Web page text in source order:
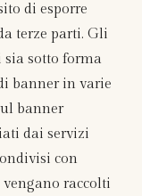
di esporre
terze parti. Gli
sia sotto forma
banner in varie
banner
dai servizi
con
raccolti